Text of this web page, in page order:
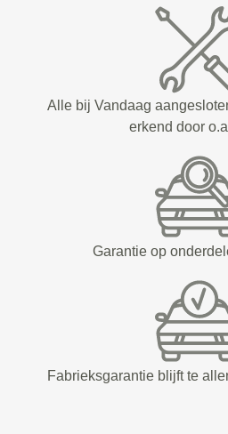
Alle bij Vandaag
erkend door
Garantie op
Fabrieksgarantie blijft te